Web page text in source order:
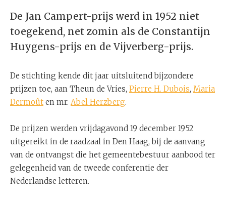
De Jan Campert-prijs werd in 1952 niet
toegekend, net zomin als de Constantijn
Huygens-prijs en de Vijverberg-prijs.
De stichting kende dit jaar uitsluitend bijzondere
prijzen toe, aan Theun de Vries, Pierre H. Dubois, Maria
Dermoût en mr. Abel Herzberg.
De prijzen werden vrijdagavond 19 december 1952
uitgereikt in de raadzaal in Den Haag, bij de aanvang
van de ontvangst die het gemeentebestuur aanbood ter
gelegenheid van de tweede conferentie der
Nederlandse letteren.